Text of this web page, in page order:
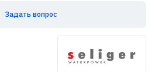
Задать вопрос